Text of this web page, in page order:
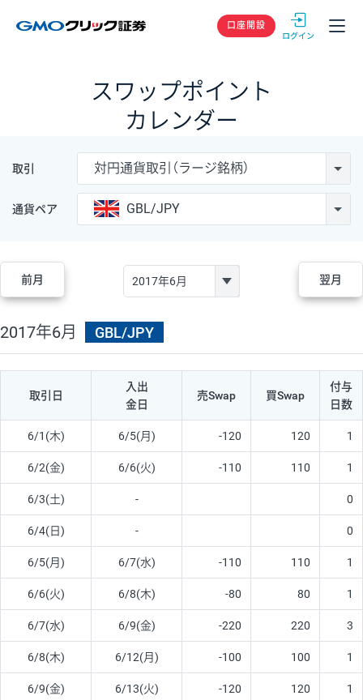
GMOクリック
口座開設
スワップポイント
カレンダー
取引 対円通貨取引（ラージ銘柄）
通貨ペア GBL/JPY
前月 翌月
2017年6月 GBL/JPY
取引日
入出
金日
売Swap 買Swap
付与
日数
6/1(木) 6/5(月) -120 120 1
6/2(金) 6/6(火) -110 110 1
6/3(土) - 0
6/4(日) - 0
6/5(月) 6/7(水) -110 110 1
6/6(火) 6/8(木) -80 80 1
6/7(水) 6/9(金) -220 220 3
6/8(木) 6/12(月) -100 100 1
6/9(金) 6/13(火) -120 120 1